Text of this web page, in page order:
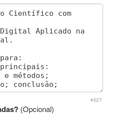
4527
(Opcional)